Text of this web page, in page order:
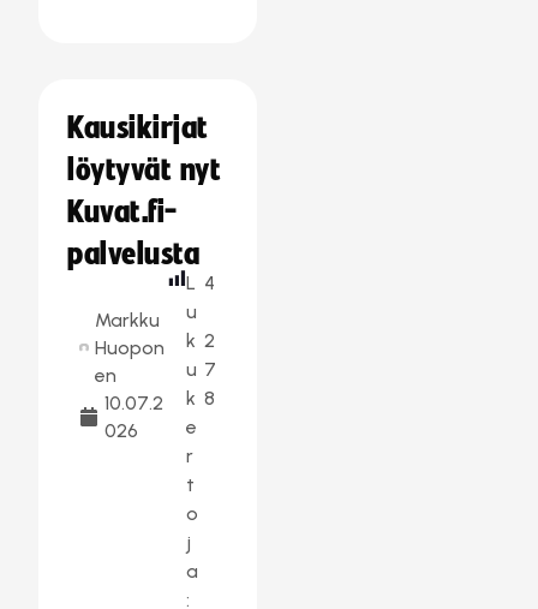
Kausikirjat
löytyvät nyt
Kuvat.fi-
palvelusta
Markku
Huopon
en
10.07.2
026
L
u
k
u
k
e
r
t
o
j
a
:
4
2
7
8